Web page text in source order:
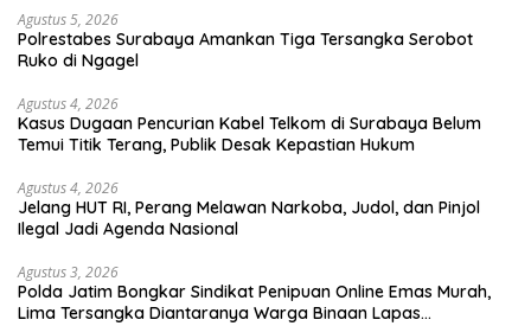
Agustus 5, 2026
Polrestabes Surabaya Amankan Tiga Tersangka Serobot
Ruko di Ngagel
Agustus 4, 2026
Kasus Dugaan Pencurian Kabel Telkom di Surabaya Belum
Temui Titik Terang, Publik Desak Kepastian Hukum
Agustus 4, 2026
Jelang HUT RI, Perang Melawan Narkoba, Judol, dan Pinjol
Ilegal Jadi Agenda Nasional
Agustus 3, 2026
Polda Jatim Bongkar Sindikat Penipuan Online Emas Murah,
Lima Tersangka Diantaranya Warga Binaan Lapas